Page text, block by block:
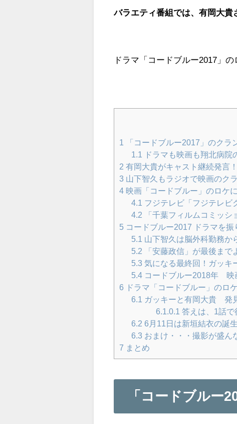
バラエティ番組では、有岡大貴
ドラマ「コードブルー2017」
1
「コードブルー2017」のクラ
1.1
ドラマも映画も翔北病院
2 有岡大貴がキャスト継続発言！
3 山下智久もラジオで映画のク
4 映画「コードブルー」のロケ
4.1
フジテレビ「フジテレビ
4.2 「千葉フィルムコミッシ
5 コードブルー2017 ドラマを振
5.1
山下智久は脳外科勤務か
5.2 「安藤政信」が最後まで
5.3 気になる最終回！ガッキ
5.4 コードブルー2018年 映
6 ドラマ「コードブルー」のロ
6.1
ガッキーと有岡大貴 発
6.1.0.1 答えは、1話で
6.2 6月11日は新垣結衣の誕
6.3 おまけ・・・撮影が盛ん
7 まとめ
「コードブルー